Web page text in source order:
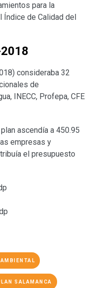
para la
de Calidad del
consideraba 32
de
INECC, Profepa, CFE
ascendía a 450.95
empresas y
el presupuesto
SALAMANCA